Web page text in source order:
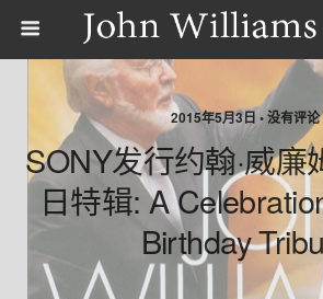
2015年5月3日 • 没有评论
SONY发行约翰·威廉
日特辑: A
Birthday